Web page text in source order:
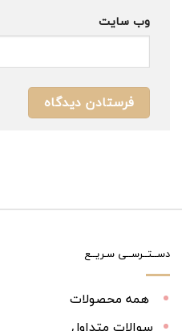
وب‌ سایت
دســتــرســی سـریــع
همه محصولات